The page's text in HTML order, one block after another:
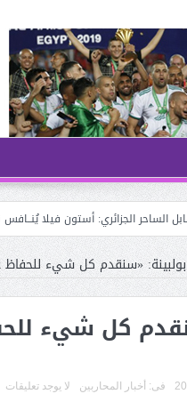
«سنقدم كل شيء للحفاظ
كل شيء
فى: أخبار المحاربين لا يوجد تعليقات